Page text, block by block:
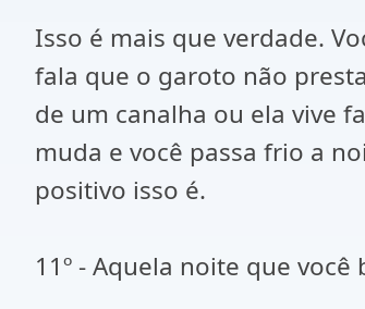
Isso é mais que verdade.
fala que o garoto não
de um canalha ou ela vive
muda e você passa frio a
positivo isso é.
11º - Aquela noite que